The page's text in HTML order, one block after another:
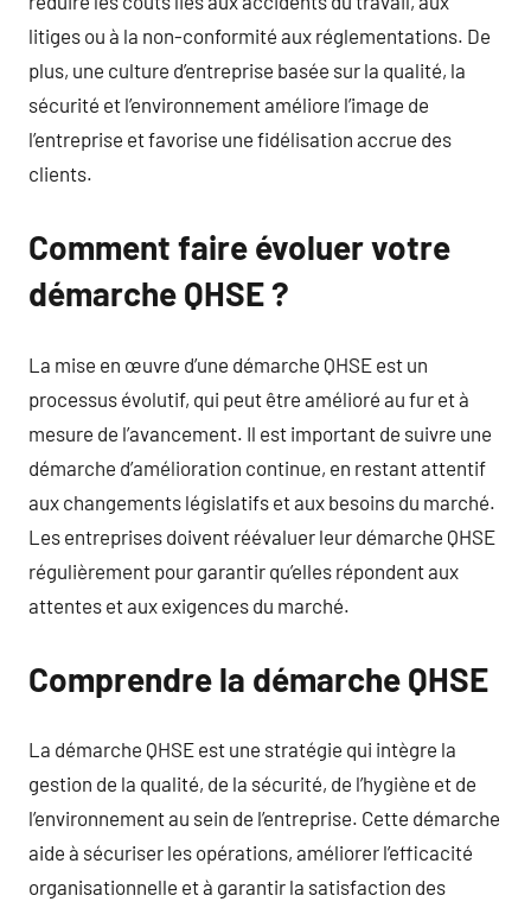
litiges ou à la non-conformité aux réglementations. De
plus, une culture d’entreprise basée sur la qualité, la
sécurité et l’environnement améliore l’image de
l’entreprise et favorise une fidélisation accrue des
clients.
Comment faire évoluer votre
démarche QHSE ?
La mise en œuvre d’une démarche QHSE est un
processus évolutif, qui peut être amélioré au fur et à
mesure de l’avancement. Il est important de suivre une
démarche d’amélioration continue, en restant attentif
aux changements législatifs et aux besoins du marché.
Les entreprises doivent réévaluer leur démarche QHSE
régulièrement pour garantir qu’elles répondent aux
attentes et aux exigences du marché.
Comprendre la démarche QHSE
La démarche QHSE est une stratégie qui intègre la
gestion de la qualité, de la sécurité, de l’hygiène et de
l’environnement au sein de l’entreprise. Cette démarche
aide à sécuriser les opérations, améliorer l’efficacité
organisationnelle et à garantir la satisfaction des